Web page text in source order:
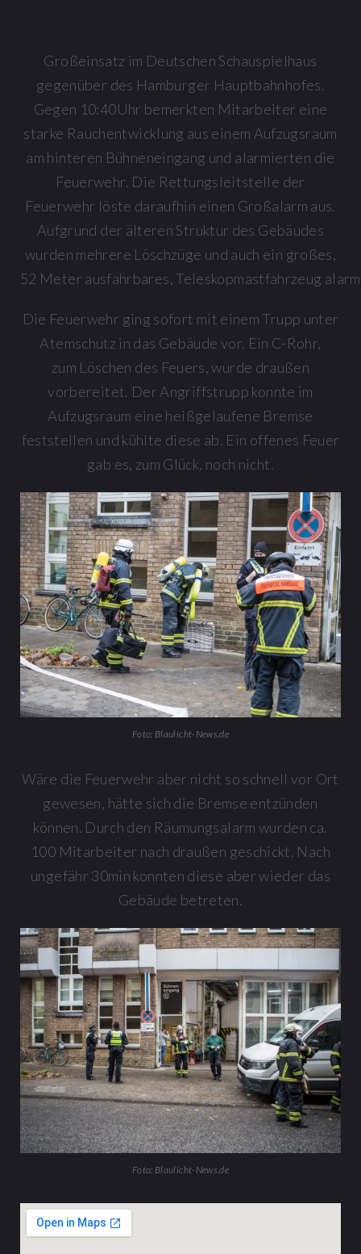
Großeinsatz im Deutschen Schauspielhaus
gegenüber des Hamburger Hauptbahnhofes.
Gegen 10:40Uhr bemerkten Mitarbeiter eine
starke Rauchentwicklung aus einem Aufzugsraum
am hinteren Bühneneingang und alarmierten die
Feuerwehr. Die Rettungsleitstelle der
Feuerwehr löste daraufhin einen Großalarm aus.
Aufgrund der älteren Struktur des Gebäudes
wurden mehrere Löschzüge und auch ein großes,
52 Meter ausfahrbares, Teleskopmastfahrzeug
Die Feuerwehr ging sofort mit einem Trupp unter
Atemschutz in das Gebäude vor. Ein C-Rohr,
zum Löschen des Feuers, wurde draußen
vorbereitet. Der Angriffstrupp konnte im
Aufzugsraum eine heißgelaufene Bremse
feststellen und kühlte diese ab. Ein offenes Feuer
gab es, zum Glück, noch nicht.
Foto: Blaulicht-News.de
Wäre die Feuerwehr aber nicht so schnell vor Ort
gewesen, hätte sich die Bremse entzünden
können. Durch den Räumungsalarm wurden ca.
100 Mitarbeiter nach draußen geschickt. Nach
ungefähr 30min konnten diese aber wieder das
Gebäude betreten.
Foto: Blaulicht-News.de